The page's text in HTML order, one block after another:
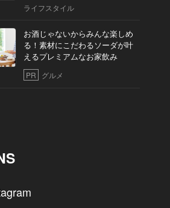
ライフスタイル
お酒じゃないからみんな楽しめ
る！素材にこだわるソーダが叶
えるプレミアムなお家飲み
PR グルメ